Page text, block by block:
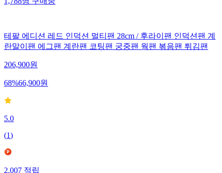
테팔 에디션 레드 인덕션 멀티팬 28cm / 후라이팬 인덕션팬 계
란말이팬 에그팬 계란팬 코팅팬 궁중팬 웍팬 볶음팬 튀김팬
206,900원
68%66,900원
5.0
(1)
2,007 적립